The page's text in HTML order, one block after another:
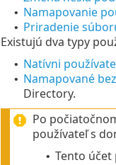
• Namapovanie
• Priradenie
Existujú dva typy
• Natívni
• Namapované
Directory.
Po
používateľ s
• Tento